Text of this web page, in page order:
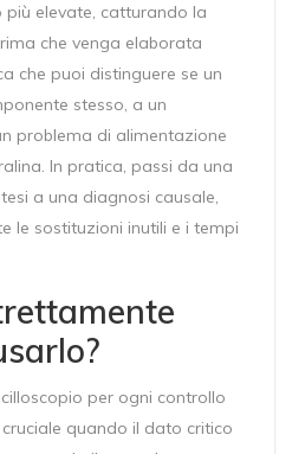
elevate, catturando la
che venga elaborata
che puoi distinguere se un
stesso, a un
problema di alimentazione
In pratica, passi da una
a una diagnosi causale,
le sostituzioni inutili e i tempi
per ogni controllo
quando il dato critico